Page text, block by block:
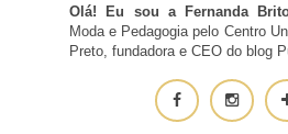
Olá! Eu sou a Fernanda
Moda e Pedagogia pelo Centro
Preto, fundadora e CEO do blog